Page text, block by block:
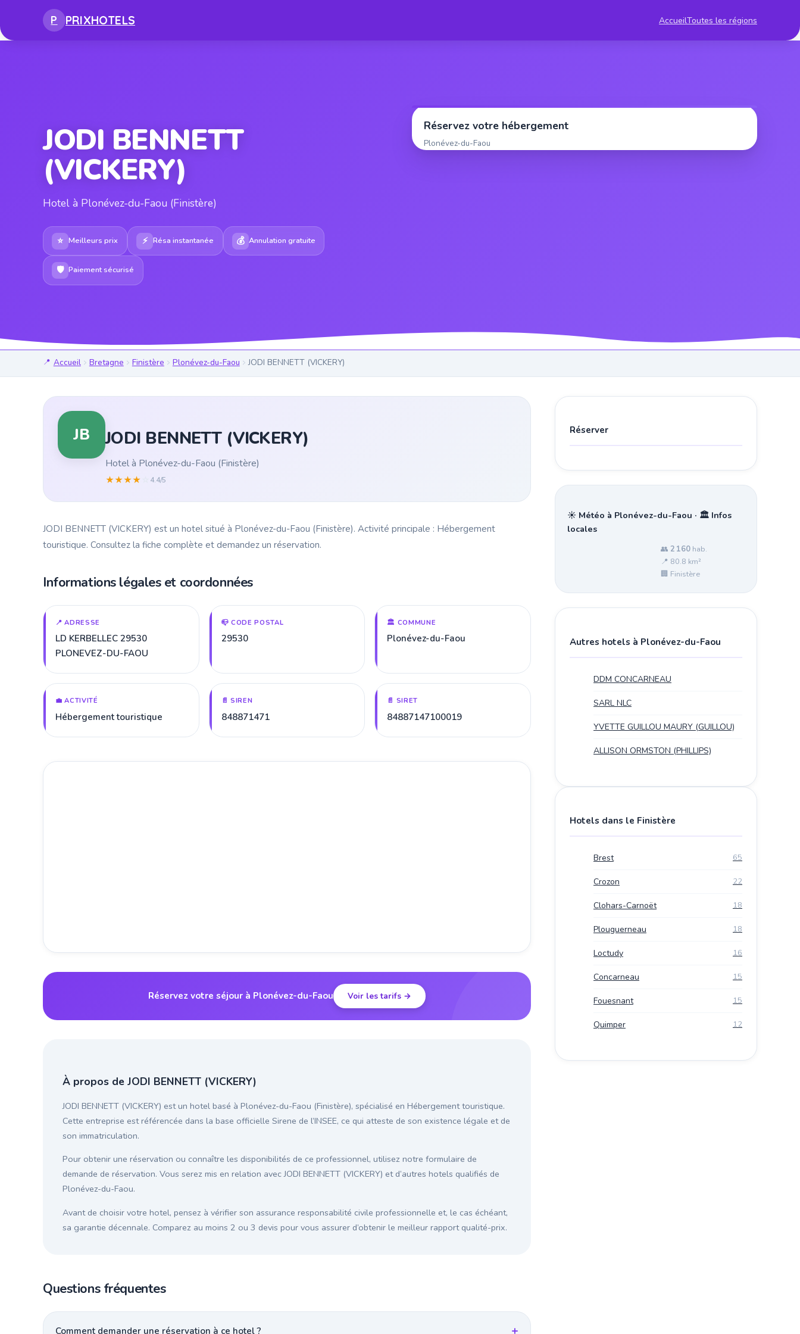
P PRIXHOTELS AccueilToutes les régions
JODI BENNETT
(VICKERY)
Hotel à Plonévez-du-Faou (Finistère)
⭐ Meilleurs prix ⚡ Résa instantanée 💰 Annulation gratuite
🛡 Paiement sécurisé
Réservez votre hébergement
Plonévez-du-Faou
Accueil Bretagne Finistère Plonévez-du-Faou JODI BENNETT (VICKERY)
JB JODI BENNETT (VICKERY)
Hotel à Plonévez-du-Faou (Finistère)
★★★★ 4.4/5
JODI BENNETT (VICKERY) est un hotel situé à Plonévez-du-Faou (Finistère). Activité principale : Hébergement
touristique. Consultez la fiche complète et demandez un réservation.
Informations légales et coordonnées
📍 ADRESSE
LD KERBELLEC 29530
PLONEVEZ-DU-FAOU
📪 CODE POSTAL
29530
🏛️ COMMUNE
Plonévez-du-Faou
💼 ACTIVITÉ
Hébergement touristique
📄 SIREN
848871471
📄 SIRET
84887147100019
Réservez votre séjour à Plonévez-du-Faou Voir les tarifs →
À propos de JODI BENNETT (VICKERY)
JODI BENNETT (VICKERY) est un hotel basé à Plonévez-du-Faou (Finistère), spécialisé en Hébergement touristique.
Cette entreprise est référencée dans la base officielle Sirene de l’INSEE, ce qui atteste de son existence légale et de
son immatriculation.
Pour obtenir une réservation ou connaître les disponibilités de ce professionnel, utilisez notre formulaire de
demande de réservation. Vous serez mis en relation avec JODI BENNETT (VICKERY) et d’autres hotels qualifiés de
Plonévez-du-Faou.
Avant de choisir votre hotel, pensez à vérifier son assurance responsabilité civile professionnelle et, le cas échéant,
sa garantie décennale. Comparez au moins 2 ou 3 devis pour vous assurer d’obtenir le meilleur rapport qualité-prix.
Questions fréquentes
Comment demander une réservation à ce hotel ?
Réserver
☀️ Météo à Plonévez-du-Faou · 🏛️ Infos
locales
👥 2 160 hab.
📍 80.8 km²
🏢 Finistère
Autres hotels à Plonévez-du-Faou
DDM CONCARNEAU
SARL NLC
YVETTE GUILLOU MAURY (GUILLOU)
ALLISON ORMSTON (PHILLIPS)
Hotels dans le Finistère
Brest 65
Crozon 22
Clohars-Carnoët 18
Plouguerneau 18
Loctudy 16
Concarneau 15
Fouesnant 15
Quimper 12